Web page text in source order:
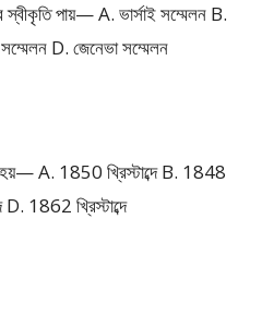
পায়— A. ভার্সাই সম্মেলন B.
সম্মেলন D. জেনেভা সম্মেলন
হয়— A. 1850 খ্রিস্টাব্দে B. 1848
D. 1862 খ্রিস্টাব্দে